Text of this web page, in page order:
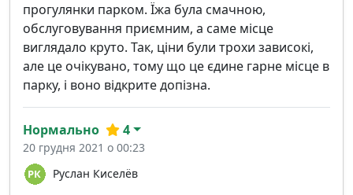
прогулянки парком. Їжа була смачною,
обслуговування приємним, а саме місце
виглядало круто. Так, ціни були трохи зависокі,
але це очікувано, тому що це єдине гарне місце в
парку, і воно відкрите допізна.
Руслан Киселёв
Нормально 4
20 грудня 2021 о 00:23